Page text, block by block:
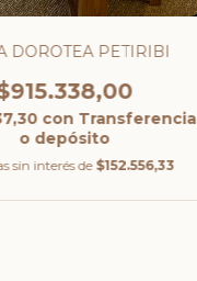
DOROTEA PETIRIBI
con Transferencia
o depósito
sin interés de $152.556,33